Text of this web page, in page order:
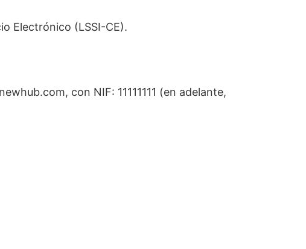
Electrónico (LSSI-CE).
con NIF: 11111111 (en adelante,